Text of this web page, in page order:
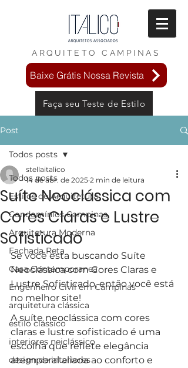
ARQUITETO CAMPINAS
Baixe Grátis Nossa Revista
Faça seu Teste de Estilo
Post
Todos posts
Estilos de Arquitetura
Condomínios Campinas
Arquitetura Moderna
Fachada Reta
Casa Contemporanea
Engenheiro Civil em Campinas
arquitetura clássica
estilo clássico
interiores neiclássico
design de interiores
Todos posts
Suíte Neoclássica com
Cores Claras e Lustre
Sofisticado
stellaitalico
14 de abr. de 2025 2 min de leitura
Se você esta buscando Suíte
Neoclássica com Cores Claras e
Lustre Sofisticado, então você está
no melhor site!
A suíte neoclássica com cores
claras e lustre sofisticado é uma
escolha que reflete elegância
atemporal aliada ao conforto e